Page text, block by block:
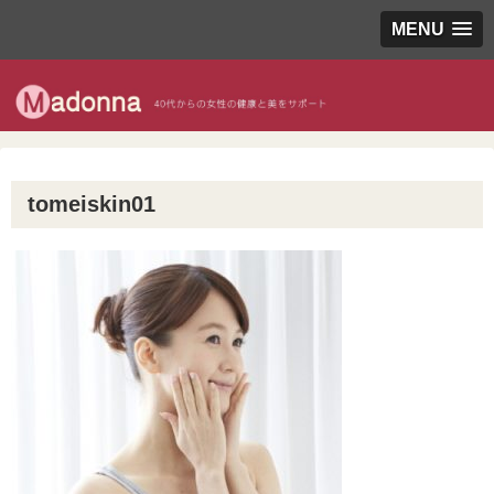
MENU
tomeiskin01